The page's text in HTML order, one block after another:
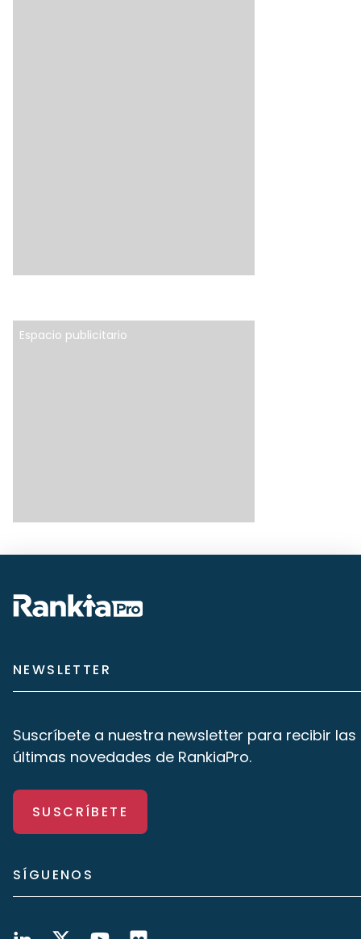
Espacio publicitario
NEWSLETTER
Suscríbete a nuestra newsletter para recibir las
últimas novedades de RankiaPro.
SUSCRÍBETE
SÍGUENOS